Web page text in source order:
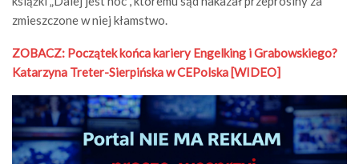
zmieszczone w niej kłamstwo.
ZOBACZ: Początek końca kariery Engelking i Grabowskiego?
Katarzyna Treter-Sierpińska w CEPolska [WIDEO]